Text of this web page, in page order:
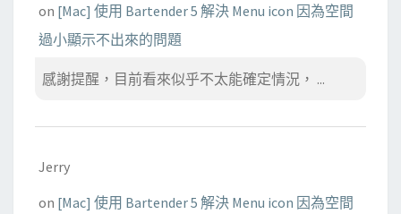
on [Mac] 使用 Bartender 5 解決 Menu icon 因為空間
過小顯示不出來的問題
感謝提醒，目前看來似乎不太能確定情況， ...
Jerry
on [Mac] 使用 Bartender 5 解決 Menu icon 因為空間